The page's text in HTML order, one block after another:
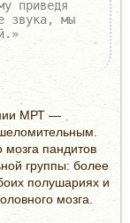
приведя
звука, мы
МРТ —
мозга пандитов
группы: более
полушариях и
мозга.